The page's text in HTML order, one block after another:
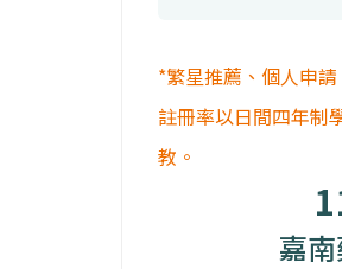
*繁星推薦、個人申
註冊率以日間四年制
教。
嘉